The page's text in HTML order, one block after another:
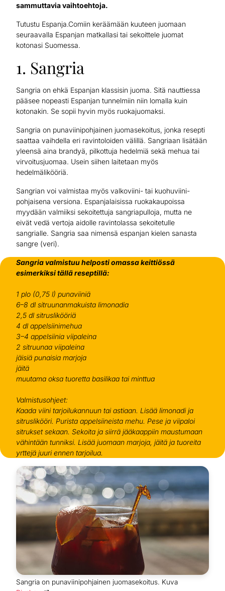
sammuttavia vaihtoehtoja.
Tutustu Espanja.Comiin keräämään kuuteen juomaan
seuraavalla Espanjan matkallasi tai sekoittele juomat
kotonasi Suomessa.
1. Sangria
Sangria on ehkä Espanjan klassisin juoma. Sitä nauttiessa
pääsee nopeasti Espanjan tunnelmiin niin lomalla kuin
kotonakin. Se sopii hyvin myös ruokajuomaksi.
Sangria on punaviinipohjainen juomasekoitus, jonka resepti
saattaa vaihdella eri ravintoloiden välillä. Sangriaan lisätään
yleensä aina brandyä, pilkottuja hedelmiä sekä mehua tai
virvoitusjuomaa. Usein siihen laitetaan myös
hedelmälikööriä.
Sangrian voi valmistaa myös valkoviini- tai kuohuviini-
pohjaisena versiona. Espanjalaisissa ruokakaupoissa
myydään valmiiksi sekoitettuja sangriapulloja, mutta ne
eivät vedä vertoja aidolle ravintolassa sekoitetulle
sangrialle. Sangria saa nimensä espanjan kielen sanasta
sangre (veri).
Sangria valmistuu helposti omassa keittiössä
esimerkiksi tällä reseptillä:
1 plo (0,75 l) punaviiniä
6–8 dl sitruunanmakuista limonadia
2,5 dl sitruslikööriä
4 dl appelsiinimehua
3–4 appelsiinia viipaleina
2 sitruunaa viipaleina
jäisiä punaisia marjoja
jäitä
muutama oksa tuoretta basilikaa tai minttua
Valmistusohjeet:
Kaada viini tarjoilukannuun tai astiaan. Lisää limonadi ja
sitruslikööri. Purista appelsiineista mehu. Pese ja viipaloi
sitrukset sekaan. Sekoita ja siirrä jääkaappiin maustumaan
vähintään tunniksi. Lisää juomaan marjoja, jäitä ja tuoreita
yrttejä juuri ennen tarjoilua.
Sangria on punaviinipohjainen juomasekoitus. Kuva